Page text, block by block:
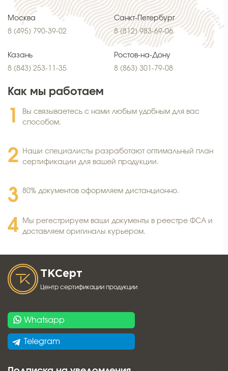
Москва
8 (495) 790-39-02
Санкт-Петербург
8 (812) 983-69-06
Казань
8 (843) 253-11-35
Ростов-на-Дону
8 (863) 301-79-08
Как мы работаем
Вы связываетесь с нами любым удобным для вас
способом.
Наши специалисты разработают оптимальный план
сертификации для вашей продукции.
80% документов оформляем дистанционно.
Мы регестрируем ваши документы в реестре ФСА и
доставляем оригиналы курьером.
ТКСерт
Центр сертификации продукции
Whatsapp
Telegram